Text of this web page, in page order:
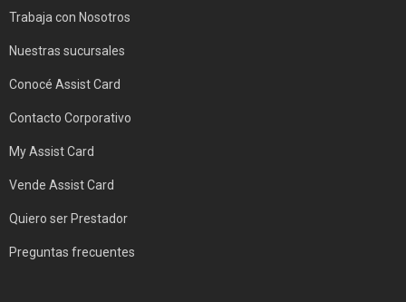
Trabaja con Nosotros
Nuestras sucursales
Conocé Assist Card
Contacto Corporativo
My Assist Card
Vende Assist Card
Quiero ser Prestador
Preguntas frecuentes